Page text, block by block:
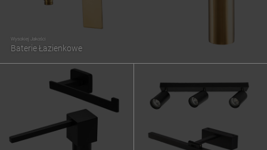
Wysokiej Jakości
Baterie Łazienkowe